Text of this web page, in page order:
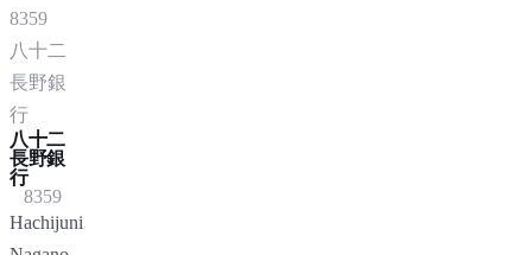
8359
八十二
長野銀
行
八十二
長野銀
行
8359
Hachijuni